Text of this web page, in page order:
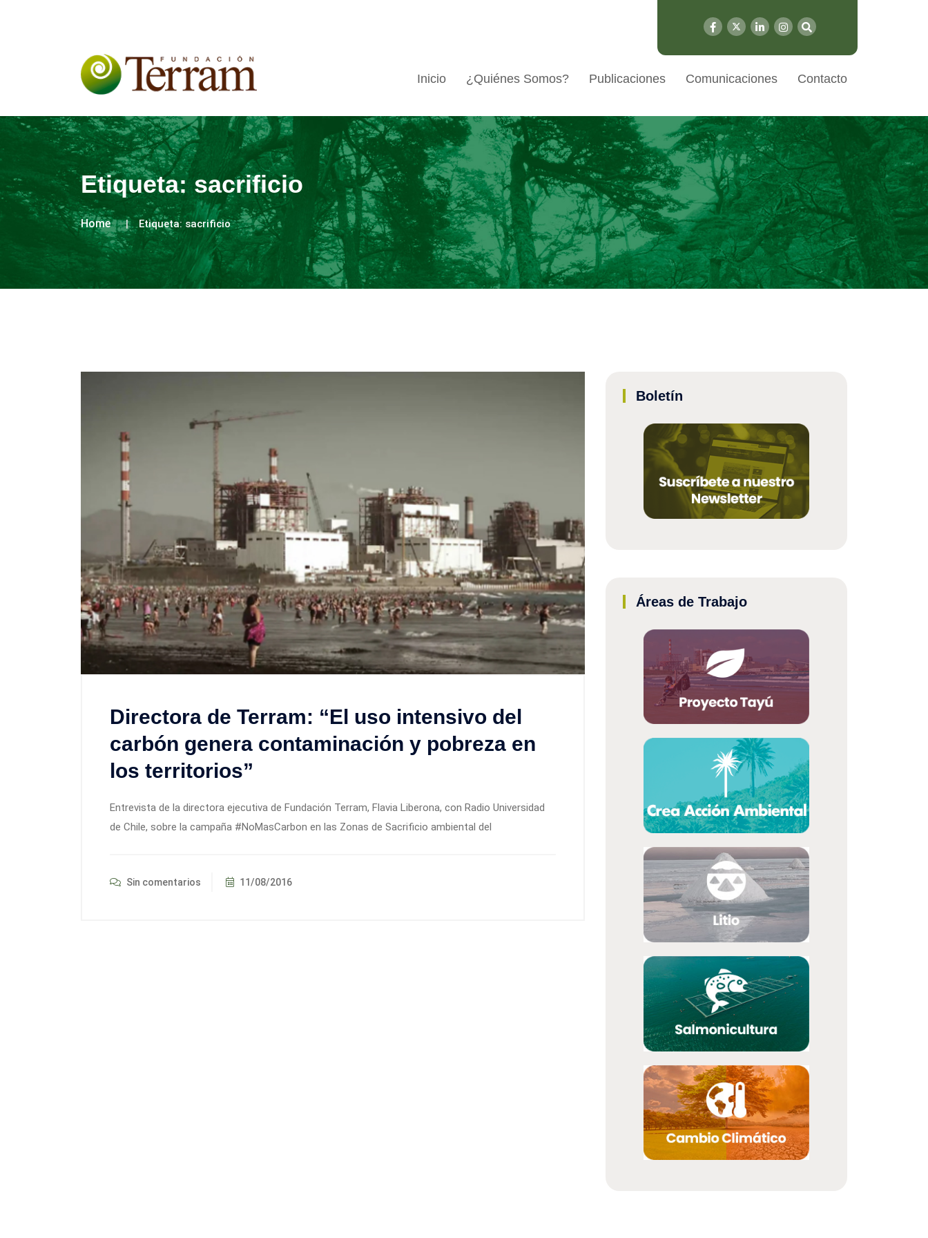
Inicio ¿Quiénes Somos? Publicaciones Comunicaciones Contacto
Etiqueta:sacrificio
Home Etiqueta:sacrificio
Directora de Terram: “El uso intensivo del
carbón genera contaminación y pobreza en
los territorios”
Entrevista de la directora ejecutiva de Fundación Terram, Flavia Liberona, con Radio Universidad
de Chile, sobre la campaña #NoMasCarbon en las Zonas de Sacrificio ambiental del
Sin comentarios 11/08/2016
Boletín
Áreas de Trabajo